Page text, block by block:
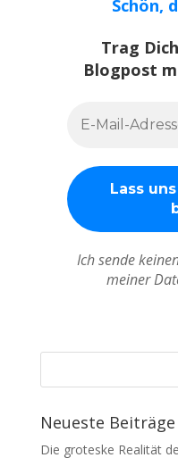
Schön,
Trag
Blogpost
Ich sende
meiner
Neueste Beiträge
Die groteske Realität